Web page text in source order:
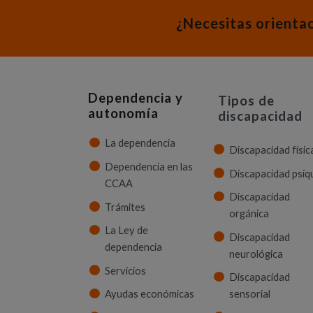
¿Necesitas
Dependencia y
autonomía
La dependencia
Dependencia en las
CCAA
Trámites
La Ley de
dependencia
Servicios
Ayudas económicas
Tipos de
discapacidad
Discapacidad
Discapacidad
Discapacidad
orgánica
Discapacidad
neurológica
Discapacidad
sensorial